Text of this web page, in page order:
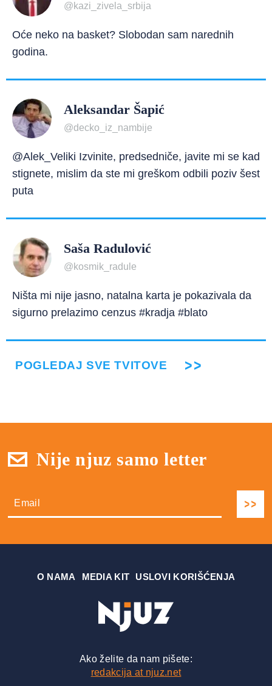
@kazi_zivela_srbija
Oće neko na basket? Slobodan sam narednih
godina.
Aleksandar Šapić
@decko_iz_nambije
@Alek_Veliki Izvinite, predsedniče, javite mi se kad
stignete, mislim da ste mi greškom odbili poziv šest
puta
Saša Radulović
@kosmik_radule
Ništa mi nije jasno, natalna karta je pokazivala da
sigurno prelazimo cenzus #kradja #blato
POGLEDAJ SVE TVITOVE
Nije njuz samo letter
О NAMA MEDIA KIT USLOVI KORIŠĆENJA
Ako želite da nam pišete:
redakcija at njuz.net